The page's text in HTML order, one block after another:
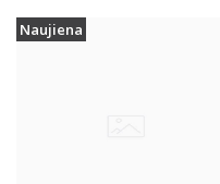
Naujiena